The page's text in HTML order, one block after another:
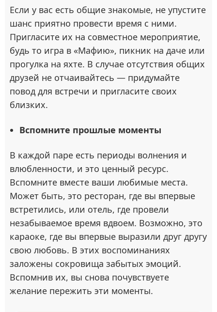
Если у вас есть общие знакомые, не упустите
шанс приятно провести время с ними.
Пригласите их на совместное мероприятие,
будь то игра в «Мафию», пикник на даче или
прогулка на яхте. В случае отсутствия общих
друзей не отчаивайтесь — придумайте
повод для встречи и пригласите своих
близких.
Вспомните прошлые моменты
В каждой паре есть периоды волнения и
влюбленности, и это ценный ресурс.
Вспомните вместе ваши любимые места.
Может быть, это ресторан, где вы впервые
встретились, или отель, где провели
незабываемое время вдвоем. Возможно, это
караоке, где вы впервые выразили друг другу
свою любовь. В этих воспоминаниях
заложены сокровища забытых эмоций.
Вспомнив их, вы снова почувствуете
желание пережить эти моменты.